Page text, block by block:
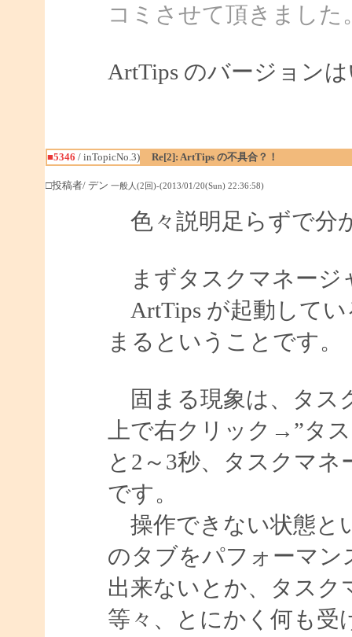
コミさせて頂きました
ArtTips のバージョン
■5346 / inTopicNo.3) Re[2]: ArtTips の不具合？！
□投稿者/ デン 一般人(2回)-(2013/01/20(Sun) 22:36:58)
色々説明足らずで分
まずタスクマネージ
ArtTips が起動してい
まるということです。
固まる現象は、タス
上で右クリック→”タ
と2～3秒、タスクマ
です。
操作できない状態と
のタブをパフォーマ
出来ないとか、タスク
等々、とにかく何も受